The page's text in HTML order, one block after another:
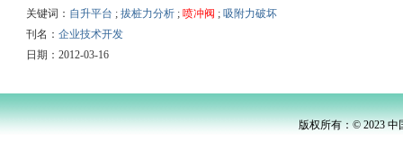
关键词： 自升平台 ; 拔桩力分析 ; 喷冲阀 ; 吸附力破坏
刊名： 企业技术开发
日期：2012-03-16
版权所有：© 2023